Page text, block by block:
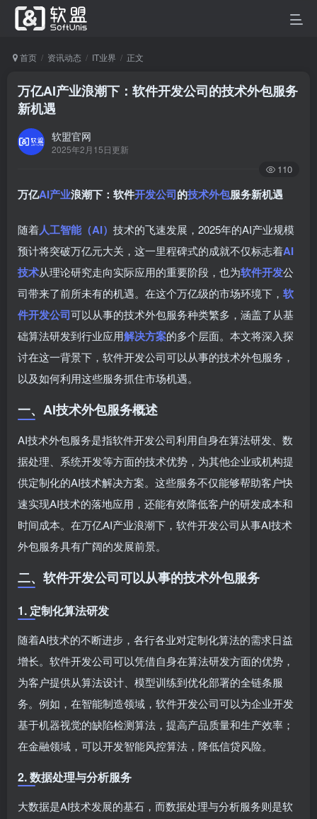
首页 资讯动态 IT业界 正文
万亿AI产业浪潮下：软件开发公司的技术外包服务
新机遇
软盟官网
2025年2月15日更新
110
万亿AI产业浪潮下：软件开发公司的技术外包服务新机遇
随着人工智能（AI） 技术的飞速发展，2025年的AI产业规模
预计将突破万亿元大关，这一里程碑式的成就不仅标志着AI
技术从理论研究走向实际应用的重要阶段，也为软件开发公
司带来了前所未有的机遇。在这个万亿级的市场环境下， 软
件开发公司可以从事的技术外包服务种类繁多，涵盖了从基
础算法研发到行业应用解决方案的多个层面。本文将深入探
讨在这一背景下，软件开发公司可以从事的技术外包服务，
以及如何利用这些服务抓住市场机遇。
一、AI技术外包服务概述
AI技术外包服务是指软件开发公司利用自身在算法研发、数
据处理、系统开发等方面的技术优势，为其他企业或机构提
供定制化的AI技术解决方案。这些服务不仅能够帮助客户快
速实现AI技术的落地应用，还能有效降低客户的研发成本和
时间成本。在万亿AI产业浪潮下，软件开发公司从事AI技术
外包服务具有广阔的发展前景。
二、软件开发公司可以从事的技术外包服务
1. 定制化算法研发
随着AI技术的不断进步，各行各业对定制化算法的需求日益
增长。软件开发公司可以凭借自身在算法研发方面的优势，
为客户提供从算法设计、模型训练到优化部署的全链条服
务。例如，在智能制造领域，软件开发公司可以为企业开发
基于机器视觉的缺陷检测算法，提高产品质量和生产效率；
在金融领域，可以开发智能风控算法，降低信贷风险。
2. 数据处理与分析服务
大数据是AI技术发展的基石，而数据处理与分析服务则是软